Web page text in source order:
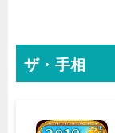
ザ・手相